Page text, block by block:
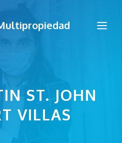
ST. JOHN
VILLAS